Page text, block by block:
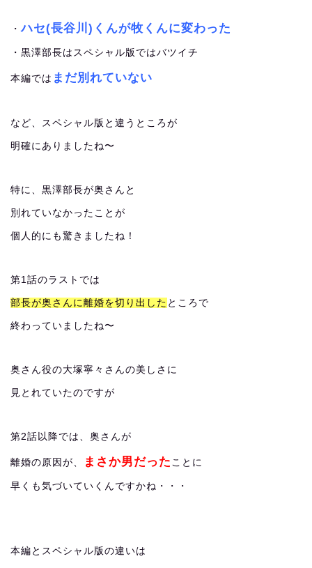
・ハセ(長谷川)くんが牧くんに変わった
・黒澤部長はスペシャル版ではバツイチ
本編では まだ別れていない
など、スペシャル版と違うところが
明確にありましたね〜
特に、黒澤部長が奥さんと
別れていなかったことが
個人的にも驚きましたね！
第1話のラストでは
部長が奥さんに離婚を切り出した ところで
終わっていましたね〜
奥さん役の大塚寧々さんの美しさに
見とれていたのですが
第2話以降では、奥さんが
離婚の原因が、 まさか男だった ことに
早くも気づいていくんですかね・・・
本編とスペシャル版の違いは